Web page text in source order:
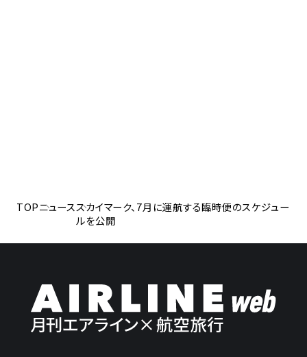
TOPニューススカイマーク、7月に運航する臨時便のスケジュー
ルを公開